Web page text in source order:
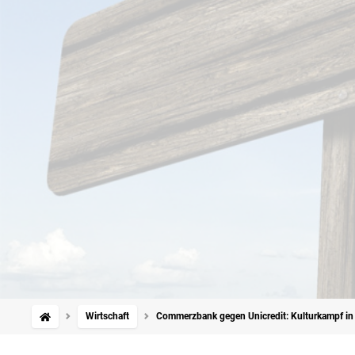
Wirtschaft Commerzbank gegen Unicredit: Kulturkampf